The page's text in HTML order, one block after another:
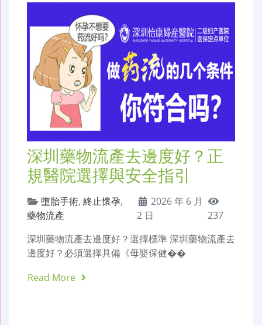
深圳藥物流產去邊度好？正
規醫院選擇與安全指引
墮胎手術, 終止懷孕,
藥物流產
2026 年 6 月
2 日
237
深圳藥物流產去邊度好？選擇標準 深圳藥物流產去
邊度好？必須選擇具備《母嬰保健��
Read More